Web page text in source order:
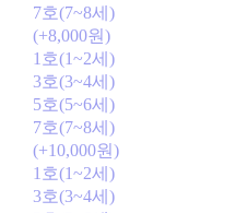
7호(7~8세)
(+8,000원)
1호(1~2세)
3호(3~4세)
5호(5~6세)
7호(7~8세)
(+10,000원)
1호(1~2세)
3호(3~4세)